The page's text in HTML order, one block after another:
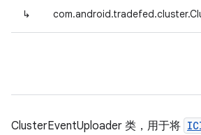
↳
ClusterEventUploader 类，用于将